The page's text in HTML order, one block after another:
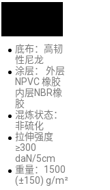
底布：高韧
性尼龙
涂层： 外层
NPVC 橡胶
内层NBR橡
胶
混炼状态：
非硫化
拉伸强度
≥300
daN/5cm
重量：1500
(±150) g/m²